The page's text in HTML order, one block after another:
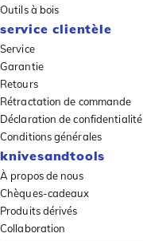
Outils à bois
service clientèle
Service
Garantie
Retours
Rétractation de commande
Déclaration de confidentialité
Conditions générales
knivesandtools
À propos de nous
Chèques-cadeaux
Produits dérivés
Collaboration